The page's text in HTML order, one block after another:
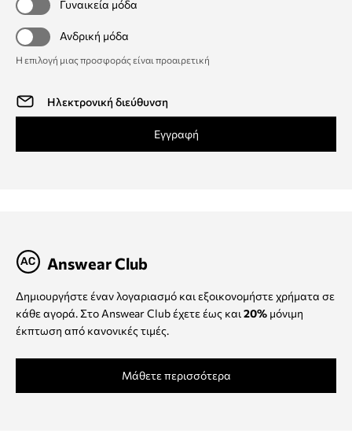
Γυναικεία μόδα
Ανδρική μόδα
Η επιλογή μιας προσφοράς είναι προαιρετική
Εγγραφή
Answear Club
Δημιουργήστε έναν λογαριασμό και εξοικονομήστε χρήματα σε
κάθε αγορά. Στο Answear Club έχετε έως και 20% μόνιμη
έκπτωση από κανονικές τιμές.
Μάθετε περισσότερα